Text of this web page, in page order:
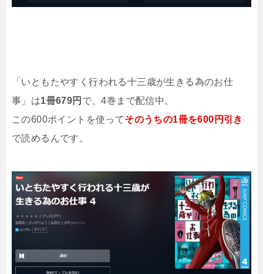
「いともたやすく行われる十三歳が生きる為のお仕
事」は1冊679円 で、4巻まで配信中。
この600ポイントを使ってそのうちの1冊を600円引き
で読めるんです。